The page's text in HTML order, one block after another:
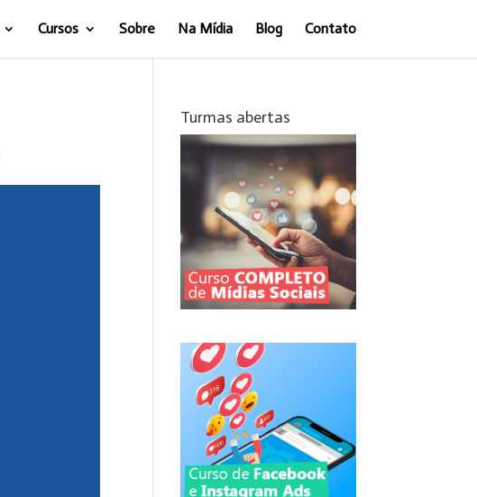
Cursos Sobre Na Mídia Blog Contato
Turmas abertas